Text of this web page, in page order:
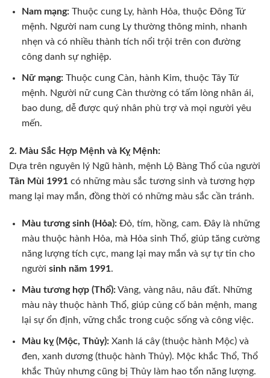
Nam mạng:Thuộc cung Ly, hành Hỏa, thuộc Đông Tứ
mệnh. Người nam cung Ly thường thông minh, nhanh
nhẹn và có nhiều thành tích nổi trội trên con đường
công danh sự nghiệp.
Nữ mạng:Thuộc cung Càn, hành Kim, thuộc Tây Tứ
mệnh. Người nữ cung Càn thường có tấm lòng nhân ái,
bao dung, dễ được quý nhân phù trợ và mọi người yêu
mến.
2. Màu Sắc Hợp Mệnh và Kỵ Mệnh:
Dựa trên nguyên lý Ngũ hành, mệnh Lộ Bàng Thổ của người
Tân Mùi 1991 có những màu sắc tương sinh và tương hợp
mang lại may mắn, đồng thời có những màu sắc cần tránh.
Màu tương sinh (Hỏa):Đỏ, tím, hồng, cam. Đây là những
màu thuộc hành Hỏa, mà Hỏa sinh Thổ, giúp tăng cường
năng lượng tích cực, mang lại may mắn và sự tự tin cho
người sinh năm 1991.
Màu tương hợp (Thổ):Vàng, vàng nâu, nâu đất. Những
màu này thuộc hành Thổ, giúp củng cố bản mệnh, mang
lại sự ổn định, vững chắc trong cuộc sống và công việc.
Màu kỵ (Mộc, Thủy):Xanh lá cây (thuộc hành Mộc) và
đen, xanh dương (thuộc hành Thủy). Mộc khắc Thổ, Thổ
khắc Thủy nhưng cũng bị Thủy làm hao tổn năng lượng.